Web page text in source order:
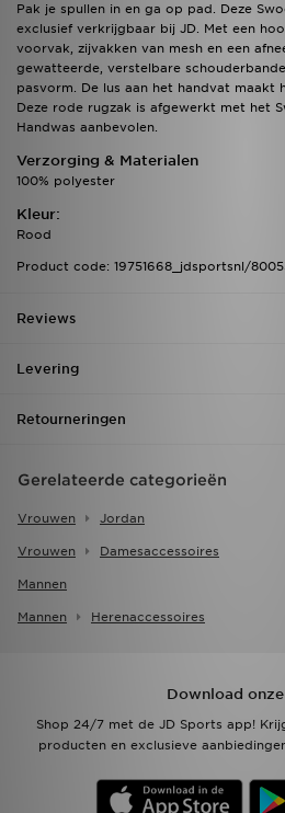
Pak je spullen in en ga op pad. Deze
exclusief verkrijgbaar bij JD. Met een
voorvak, zijvakken van mesh en een
gewatteerde, verstelbare
pasvorm. De lus aan het handvat maakt
Deze rode rugzak is afgewerkt met het
Handwas aanbevolen.
Verzorging & Materialen
100% polyester
Kleur:
Rood
Product code: 19751668_jdsportsnl/
Reviews
Levering
Retourneringen
Gerelateerde categorieën
Vrouwen Jordan
Vrouwen Damesaccessoires
Mannen
Mannen Herenaccessoires
Download
Shop 24/7 met de JD Sports app!
producten en exclusieve